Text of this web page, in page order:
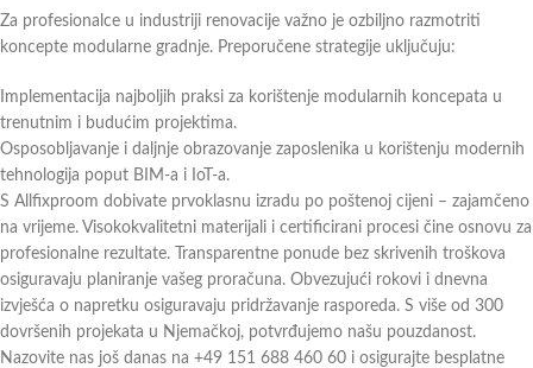
Za profesionalce u industriji renovacije važno je ozbiljno razmotriti
koncepte modularne gradnje. Preporučene strategije uključuju:
Implementacija najboljih praksi za korištenje modularnih koncepata u
trenutnim i budućim projektima.
Osposobljavanje i daljnje obrazovanje zaposlenika u korištenju modernih
tehnologija poput BIM-a i IoT-a.
S Allfixproom dobivate prvoklasnu izradu po poštenoj cijeni – zajamčeno
na vrijeme. Visokokvalitetni materijali i certificirani procesi čine osnovu za
profesionalne rezultate. Transparentne ponude bez skrivenih troškova
osiguravaju planiranje vašeg proračuna. Obvezujući rokovi i dnevna
izvješća o napretku osiguravaju pridržavanje rasporeda. S više od 300
dovršenih projekata u Njemačkoj, potvrđujemo našu pouzdanost.
Nazovite nas još danas na +49 151 688 460 60 i osigurajte besplatne